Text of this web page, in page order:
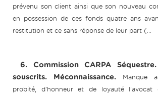
prévenu son client ainsi que son nouveau
en possession de ces fonds quatre ans
restitution et ce sans réponse de leur part (...
6. Commission CARPA
souscrits. Méconnaissance.
Manque
probité, d'honneur et de loyauté l'avocat